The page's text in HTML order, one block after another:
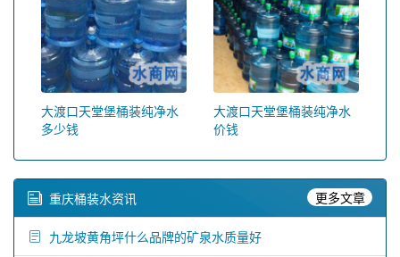
大渡口天堂堡桶装纯净水
多少钱
大渡口天堂堡桶装纯净水
价钱
重庆桶装水资讯 更多文章
九龙坡黄角坪什么品牌的矿泉水质量好